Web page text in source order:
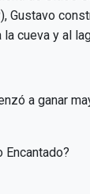
Gustavo
cueva y al
a ganar
Encantado?